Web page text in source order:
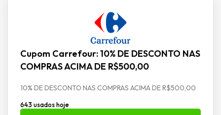
Cupom Carrefour: 10% DE DESCONTO NAS
COMPRAS ACIMA DE R$500,00
10% DE DESCONTO NAS COMPRAS ACIMA DE R$500,00
643 usados hoje